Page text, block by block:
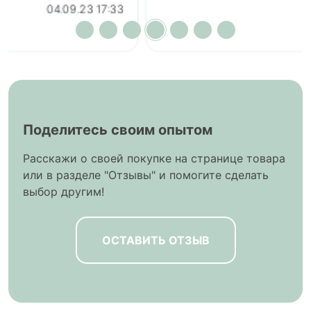
Поделитесь своим опытом
Расскажи о своей покупке на странице товара
или в разделе "Отзывы" и помогите сделать
выбор другим!
ОСТАВИТЬ ОТЗЫВ